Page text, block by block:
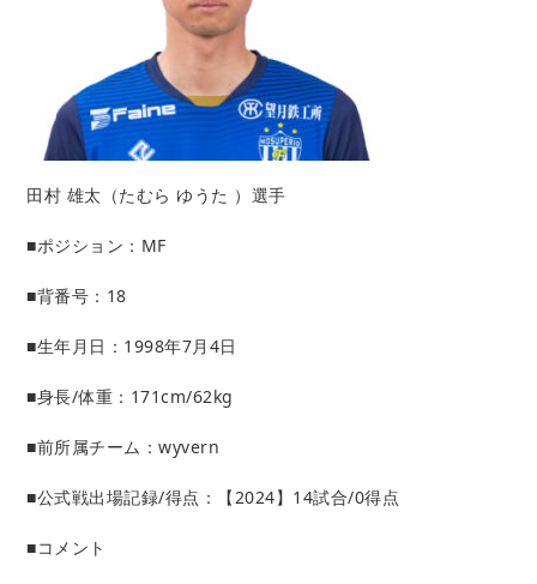
田村 雄太 （たむら ゆうた ）選手
■ポジション：MF
■背番号：18
■生年月日：1998年7月4日
■身長/体重：171cm/62kg
■前所属チーム：wyvern
■公式戦出場記録/得点：【2024】14試合/0得点
■コメント